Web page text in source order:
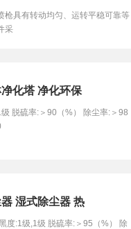
枪具有转动均匀、运转平稳可靠等
采
化塔 净化环保
脱硫率:＞90（%） 除尘率:＞98
湿式除尘器 热
度:1级,1级 脱硫率:＞95（%） 除